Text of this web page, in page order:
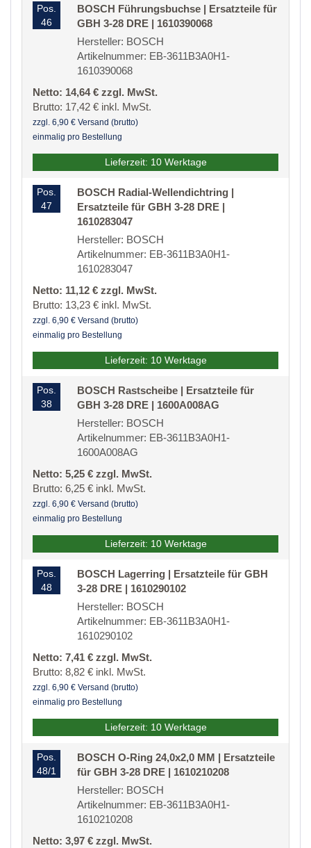
Pos.
46
BOSCH Führungsbuchse | Ersatzteile für
GBH 3-28 DRE | 1610390068
Hersteller: BOSCH
Artikelnummer: EB-3611B3A0H1-
1610390068
Netto: 14,64 € zzgl. MwSt.
Brutto: 17,42 € inkl. MwSt.
zzgl. 6,90 € Versand (brutto)
einmalig pro Bestellung
Lieferzeit: 10 Werktage
Pos.
47
BOSCH Radial-Wellendichtring |
Ersatzteile für GBH 3-28 DRE |
1610283047
Hersteller: BOSCH
Artikelnummer: EB-3611B3A0H1-
1610283047
Netto: 11,12 € zzgl. MwSt.
Brutto: 13,23 € inkl. MwSt.
zzgl. 6,90 € Versand (brutto)
einmalig pro Bestellung
Lieferzeit: 10 Werktage
Pos.
38
BOSCH Rastscheibe | Ersatzteile für
GBH 3-28 DRE | 1600A008AG
Hersteller: BOSCH
Artikelnummer: EB-3611B3A0H1-
1600A008AG
Netto: 5,25 € zzgl. MwSt.
Brutto: 6,25 € inkl. MwSt.
zzgl. 6,90 € Versand (brutto)
einmalig pro Bestellung
Lieferzeit: 10 Werktage
Pos.
48
BOSCH Lagerring | Ersatzteile für GBH
3-28 DRE | 1610290102
Hersteller: BOSCH
Artikelnummer: EB-3611B3A0H1-
1610290102
Netto: 7,41 € zzgl. MwSt.
Brutto: 8,82 € inkl. MwSt.
zzgl. 6,90 € Versand (brutto)
einmalig pro Bestellung
Lieferzeit: 10 Werktage
Pos.
48/1
BOSCH O-Ring 24,0x2,0 MM | Ersatzteile
für GBH 3-28 DRE | 1610210208
Hersteller: BOSCH
Artikelnummer: EB-3611B3A0H1-
1610210208
Netto: 3,97 € zzgl. MwSt.